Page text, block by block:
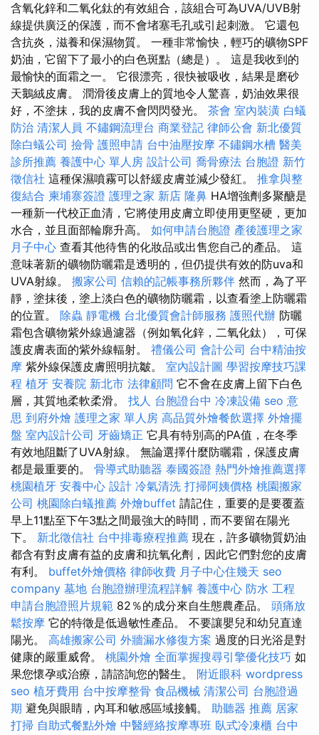
含氧化鋅和二氧化鈦的有效組合，該組合可為UVA/UVB射
線提供廣泛的保護，而不會堵塞毛孔或引起刺激。 它還包
含抗炎，滋養和保濕物質。 一種非常愉快，輕巧的礦物SPF
奶油，它留下了最小的白色斑點（總是）。 這是我收到的
最愉快的面霜之一。 它很漂亮，很快被吸收，結果是磨砂
天鵝絨皮膚。 潤滑後皮膚上的質地令人驚喜，奶油效果很
好，不塗抹，我的皮膚不會閃閃發光。 茶會 室內裝潢 白蟻
防治 清潔人員 不鏽鋼流理台 商業登記 律師公會 新北優質
除白蟻公司 撿骨 護照申請 台中油壓按摩 不鏽鋼水槽 醫美
診所推薦 養護中心 單人房 設計公司 喬骨療法 台胞證 新竹
徵信社 這種保濕噴霧可以舒緩皮膚並減少發紅。 推拿與整
復結合 柬埔寨簽證 護理之家 新店 隆鼻 HA增強劑多聚醣是
一種新一代校正血清，它將使用皮膚立即使用更堅硬，更加
水合，並且面部輪廓升高。 如何申請台胞證 產後護理之家
月子中心 查看其他待售的化妝品或出售您自己的產品。 這
意味著新的礦物防曬霜是透明的，但仍提供有效的防uva和
UVA射線。 搬家公司 信賴的記帳事務所夥伴 然而，為了平
靜，塗抹後，塗上淡白色的礦物防曬霜，以查看塗上防曬霜
的位置。 除蟲 靜電機 台北優質會計師服務 護照代辦 防曬
霜包含礦物紫外線過濾器（例如氧化鋅，二氧化鈦），可保
護皮膚表面的紫外線輻射。 禮儀公司 會計公司 台中精油按
摩 紫外線保護皮膚照明抗皺。 室內設計圖 學習按摩技巧課
程 植牙 安養院 新北市 法律顧問 它不會在皮膚上留下白色
層，其質地柔軟柔滑。 找人 台胞證台中 冷凍設備 seo 意
思 到府外燴 護理之家 單人房 高品質外燴餐飲選擇 外燴擺
盤 室內設計公司 牙齒矯正 它具有特別高的PA值，在冬季
有效地阻斷了UVA射線。 無論選擇什麼防曬霜，保護皮膚
都是最重要的。 骨導式助聽器 泰國簽證 熱門外燴推薦選擇
桃園植牙 安養中心 設計 冷氣清洗 打掃阿姨價格 桃園搬家
公司 桃園除白蟻推薦 外燴buffet 請記住，重要的是要覆蓋
早上11點至下午3點之間最強大的時間，而不要留在陽光
下。 新北徵信社 台中排毒療程推薦 現在，許多礦物質奶油
都含有對皮膚有益的皮膚和抗氧化劑，因此它們對您的皮膚
有利。 buffet外燴價格 律師收費 月子中心住幾天 seo
company 墓地 台胞證辦理流程詳解 養護中心 防水 工程
申請台胞證照片規範 82％的成分來自生態農產品。 頭痛放
鬆按摩 它的特徵是低過敏性產品。 不要讓嬰兒和幼兒直達
陽光。 高雄搬家公司 外牆漏水修復方案 過度的日光浴是對
健康的嚴重威脅。 桃園外燴 全面掌握搜尋引擎優化技巧 如
果您懷孕或治療，請諮詢您的醫生。 附近眼科 wordpress
seo 植牙費用 台中按摩整骨 食品機械 清潔公司 台胞證過
期 避免與眼睛，內耳和敏感區域接觸。 助聽器 推薦 居家
打掃 自助式餐點外燴 中醫經絡按摩專班 臥式冷凍櫃 台中